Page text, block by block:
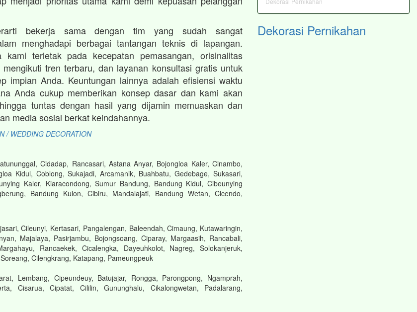
bekerja sama dengan tim yang sudah sangat
menghadapi berbagai tantangan teknis di lapangan.
kami terletak pada kecepatan pemasangan, orisinalitas
tren terbaru, dan layanan konsultasi gratis untuk
impian Anda. Keuntungan lainnya adalah efisiensi waktu
Anda cukup memberikan konsep dasar dan kami akan
tuntas dengan hasil yang dijamin memuaskan dan
media sosial berkat keindahannya.
/ WEDDING DECORATION
Cidadap, Rancasari, Astana Anyar, Bojongloa Kaler, Cinambo,
Kidul, Coblong, Sukajadi, Arcamanik, Buahbatu, Gedebage, Sukasari,
Kaler, Kiaracondong, Sumur Bandung, Bandung Kidul, Cibeunying
Bandung Kulon, Cibiru, Mandalajati, Bandung Wetan, Cicendo,
Cileunyi, Kertasari, Pangalengan, Baleendah, Cimaung, Kutawaringin,
Majalaya, Pasirjambu, Bojongsoang, Ciparay, Margaasih, Rancabali,
Rancaekek, Cicalengka, Dayeuhkolot, Nagreg, Solokanjeruk,
Cilengkrang, Katapang, Pameungpeuk
Lembang, Cipeundeuy, Batujajar, Rongga, Parongpong, Ngamprah,
Cisarua, Cipatat, Cililin, Gununghalu, Cikalongwetan, Padalarang,
Dekorasi Pernikahan